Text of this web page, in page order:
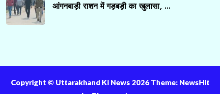
आंगनबाड़ी राशन में गड़बड़ी का खुलासा, ...
Copyright ©️ Uttarakhand Ki News 2026 Theme: NewsHit